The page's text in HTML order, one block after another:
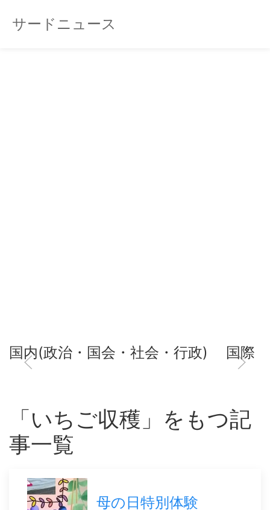
サードニュース
国内(政治・国会・社会・行政) 国際
「いちご収穫」をもつ記
事一覧
母の日特別体験